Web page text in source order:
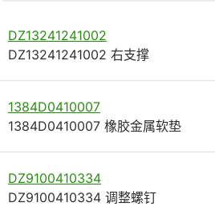
DZ13241241002
DZ13241241002 右支撑
1384D0410007
1384D0410007 橡胶金属软垫
DZ9100410334
DZ9100410334 调整螺钉